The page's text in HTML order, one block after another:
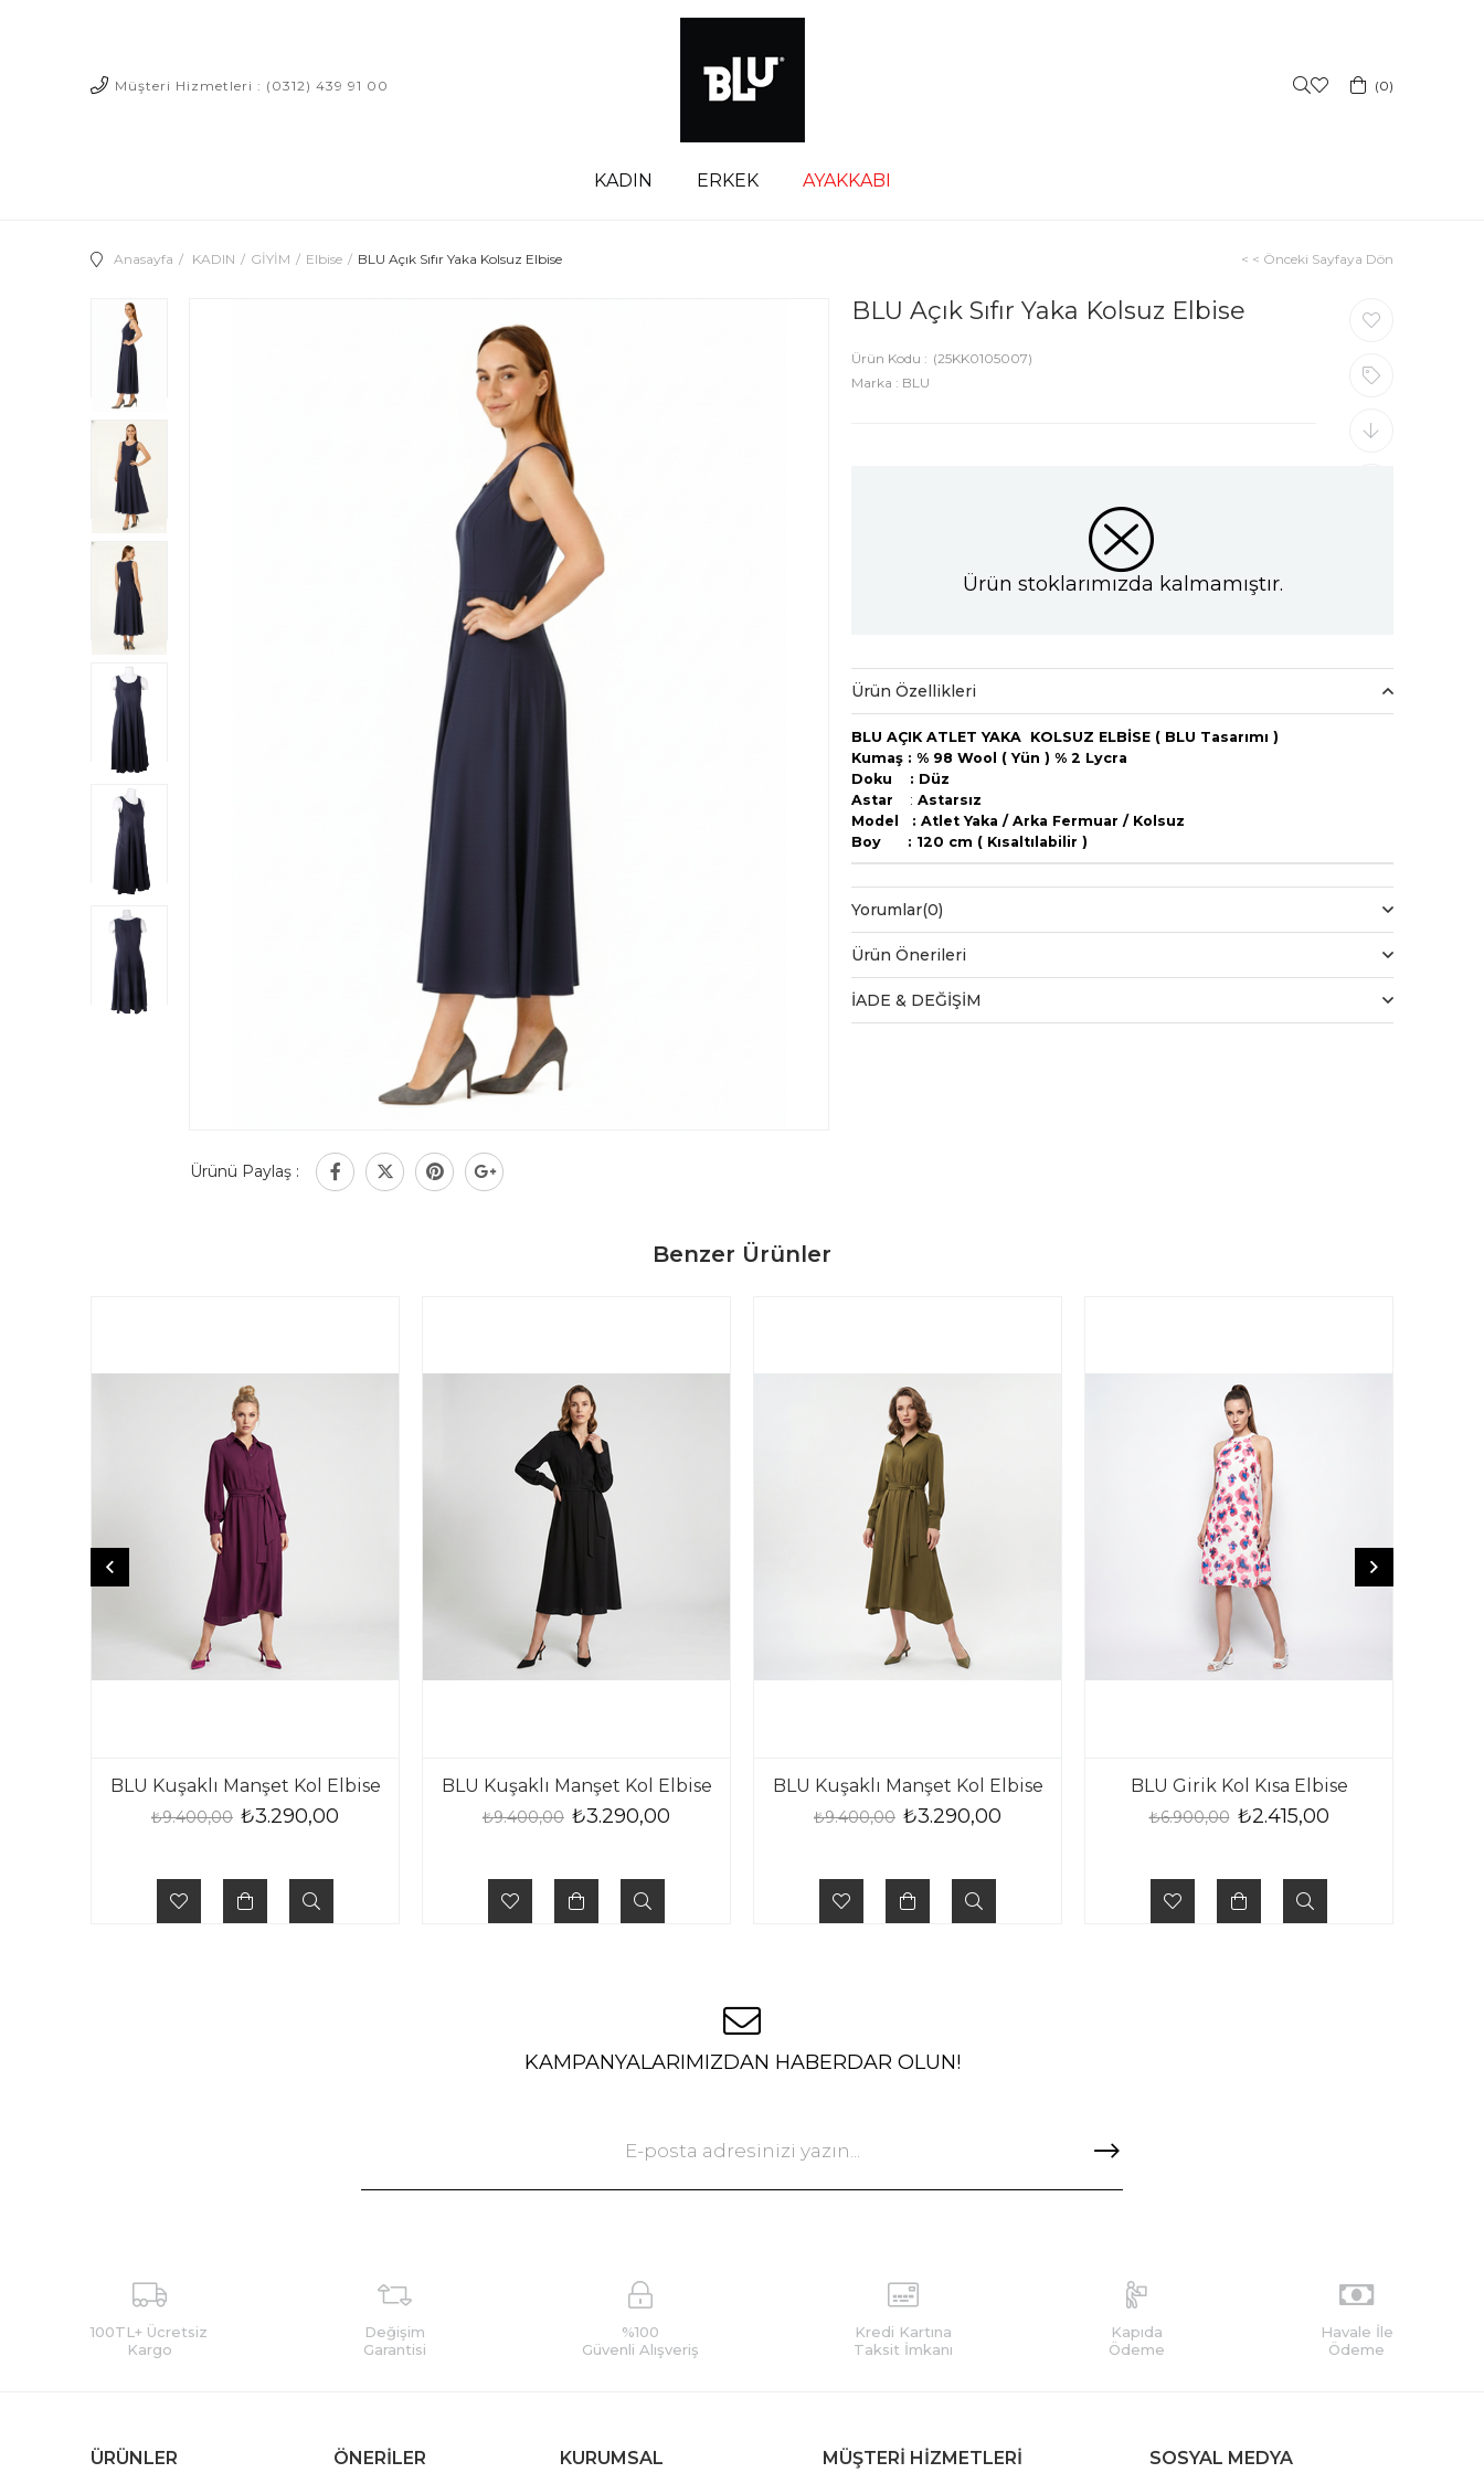
Müşteri Hizmetleri : (0312) 439 91 00 0
KADIN ERKEK AYAKKABI
Anasayfa KADIN GİYİM Elbise BLU Açık Sıfır Yaka Kolsuz Elbise < < Önceki Sayfaya Dön
Ürünü Paylaş :
BLU Açık Sıfır Yaka Kolsuz Elbise
(25KK0105007)
Marka : BLU
Ürün stoklarımızda kalmamıştır.
Ürün Özellikleri
BLU AÇIK ATLET YAKA KOLSUZ ELBİSE ( BLU Tasarımı )
Kumaş : % 98 Wool ( Yün ) % 2 Lycra
Doku : Düz
Astar
: Astarsız
Model : Atlet Yaka / Arka Fermuar / Kolsuz
Boy : 120 cm ( Kısaltılabilir )
Yorumlar(0)
Ürün Önerileri
İADE & DEĞİŞİM
Benzer Ürünler
BLU Kuşaklı Manşet Kol Elbise
₺3.290,00
₺9.400,00
BLU Kuşaklı Manşet Kol Elbise
₺3.290,00
₺9.400,00
BLU Kuşaklı Manşet Kol Elbise
₺3.290,00
₺9.400,00
BLU Girik Kol Kısa Elbise
₺2.415,00
₺6.900,00
KAMPANYALARIMIZDAN HABERDAR OLUN!
100TL+ Ücretsiz
Kargo
Değişim
Garantisi
%100
Güvenli Alışveriş
Kredi Kartına
Taksit İmkanı
Kapıda
Ödeme
Havale İle
Ödeme
ÜRÜNLER ÖNERİLER KURUMSAL MÜŞTERİ HİZMETLERİ SOSYAL MEDYA